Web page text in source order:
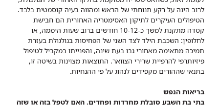
לרוב הינה על רקע תנוחתי של הראש ומהווה בעיה קוסמטית בלבד.
הטיפולים העיקרים לתיקון האסימטריה האחורית הם חבישת
קסדה מתקנת למשך כ-10-12 חודשים ברוב שעות היממה, או
לחלופין: השכבת הילד לצד השני של הפחיסות בגולגולת בעזרת
תמיכה מתאימה מאחורי גבו בעת שינה, והפנייתו במקביל לטיפול
פיזיותרפי להרפיית שרירי הצוואר. התוצאות מצוינות בשיטה זו,
בתנאי שההורים מקפידים לנהוג על פי ההנחיות.
בריאות הנפש
בתי בת השבע סובלת מחרדות ופחדים. האם לטפל בזה או שזה